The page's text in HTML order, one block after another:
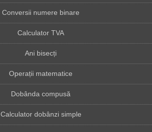
Conversii numere binare
Calculator TVA
Ani bisecți
Operații matematice
Dobânda compusă
Calculator dobânzi simple